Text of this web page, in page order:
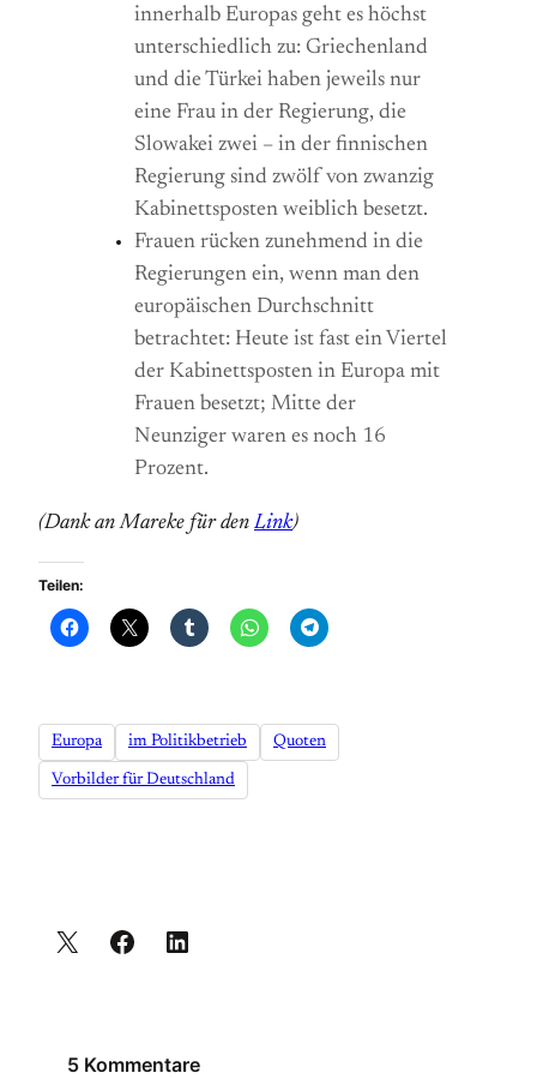
innerhalb Europas geht es höchst
unterschiedlich zu: Griechenland
und die Türkei haben jeweils nur
eine Frau in der Regierung, die
Slowakei zwei – in der finnischen
Regierung sind zwölf von zwanzig
Kabinettsposten weiblich besetzt.
Frauen rücken zunehmend in die
Regierungen ein, wenn man den
europäischen Durchschnitt
betrachtet: Heute ist fast ein Viertel
der Kabinettsposten in Europa mit
Frauen besetzt; Mitte der
Neunziger waren es noch 16
Prozent.
(Dank an Mareke für denLink)
Teilen:
Europa im Politikbetrieb Quoten
Vorbilder für Deutschland
5 Kommentare